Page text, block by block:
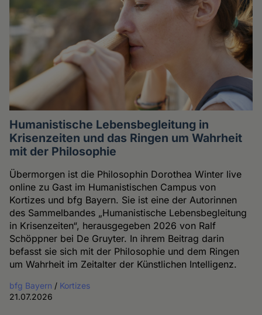
Humanistische Lebensbegleitung in
Krisenzeiten und das Ringen um Wahrheit
mit der Philosophie
Übermorgen ist die Philosophin Dorothea Winter live
online zu Gast im Humanistischen Campus von
Kortizes und bfg Bayern. Sie ist eine der Autorinnen
des Sammelbandes „Humanistische Lebensbegleitung
in Krisenzeiten“, herausgegeben 2026 von Ralf
Schöppner bei De Gruyter. In ihrem Beitrag darin
befasst sie sich mit der Philosophie und dem Ringen
um Wahrheit im Zeitalter der Künstlichen Intelligenz.
bfg Bayern / Kortizes
21.07.2026